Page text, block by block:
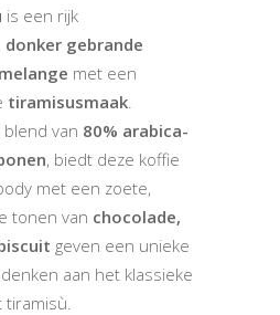
is een rijk
donker gebrande
met een
tiramisusmaak
van 80% arabica-
, biedt deze koffie
met een zoete,
tonen van chocolade,
geven een unieke
aan het klassieke